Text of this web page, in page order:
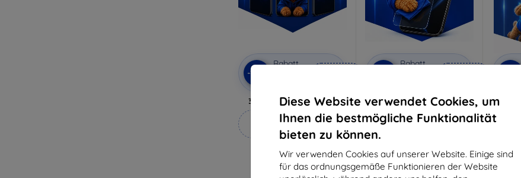
Diese Website verwendet Cookies, um
Ihnen die bestmögliche Funktionalität
bieten zu können.
Wir verwenden Cookies auf unserer Website. Einige sind
für das ordnungsgemäße Funktionieren der Website
-10%
Rabatt
3mk Privacy Schutzglas
Maßgeschneidert
hergestellt
20,90 €
18,80 €
Rabatt
3mk Anti-Shock Schutzglas
Maßgeschneidert
16,90 €
15,21 €
3mk